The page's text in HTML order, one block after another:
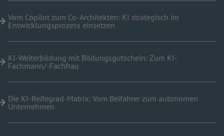
Vom Copilot zum Co-Architekten: KI strategisch im
Entwicklungsprozess einsetzen
KI-Weiterbildung mit Bildungsgutschein: Zum KI-
Fachmann/-Fachfrau
Die KI-Reifegrad-Matrix: Vom Beifahrer zum autonomen
Unternehmen